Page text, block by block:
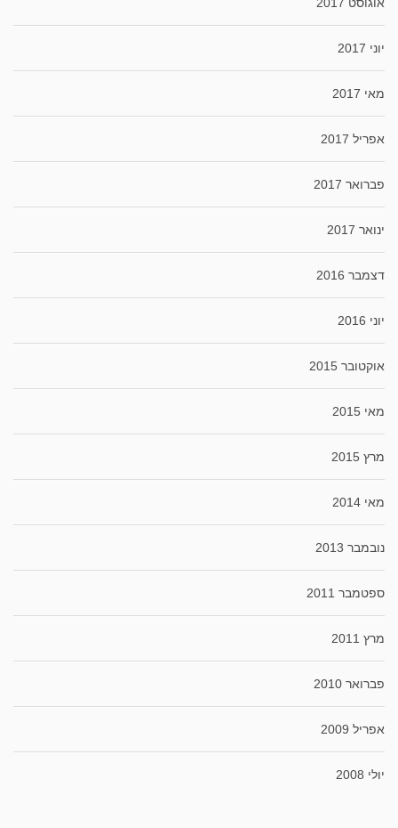
יוני 2017
מאי 2017
אפריל 2017
פברואר 2017
ינואר 2017
דצמבר 2016
יוני 2016
אוקטובר 2015
מאי 2015
מרץ 2015
מאי 2014
נובמבר 2013
ספטמבר 2011
מרץ 2011
פברואר 2010
אפריל 2009
יולי 2008